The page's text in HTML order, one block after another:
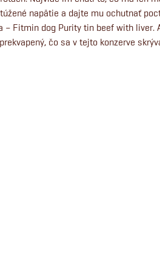
napätie a dajte mu ochutnať
– Fitmin dog Purity tin beef with liver.
čo sa v tejto konzerve